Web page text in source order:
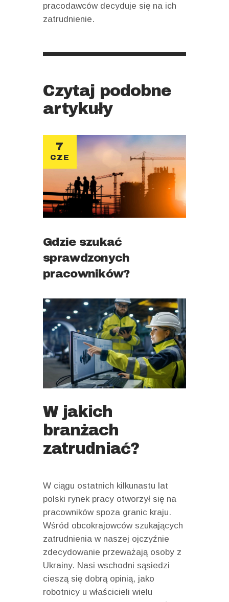
pracodawców decyduje się na ich
zatrudnienie.
Czytaj podobne
artykuły
7
CZE
Gdzie szukać
sprawdzonych
pracowników?
W jakich
branżach
zatrudniać?
W ciągu ostatnich kilkunastu lat
polski rynek pracy otworzył się na
pracowników spoza granic kraju.
Wśród obcokrajowców szukających
zatrudnienia w naszej ojczyźnie
zdecydowanie przeważają osoby z
Ukrainy. Nasi wschodni sąsiedzi
cieszą się dobrą opinią, jako
robotnicy u właścicieli wielu